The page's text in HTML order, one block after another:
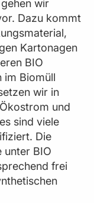
wir
Dazu kommt
Kartonagen
BIO
im Biomüll
wir in
und
sind viele
Die
unter BIO
frei